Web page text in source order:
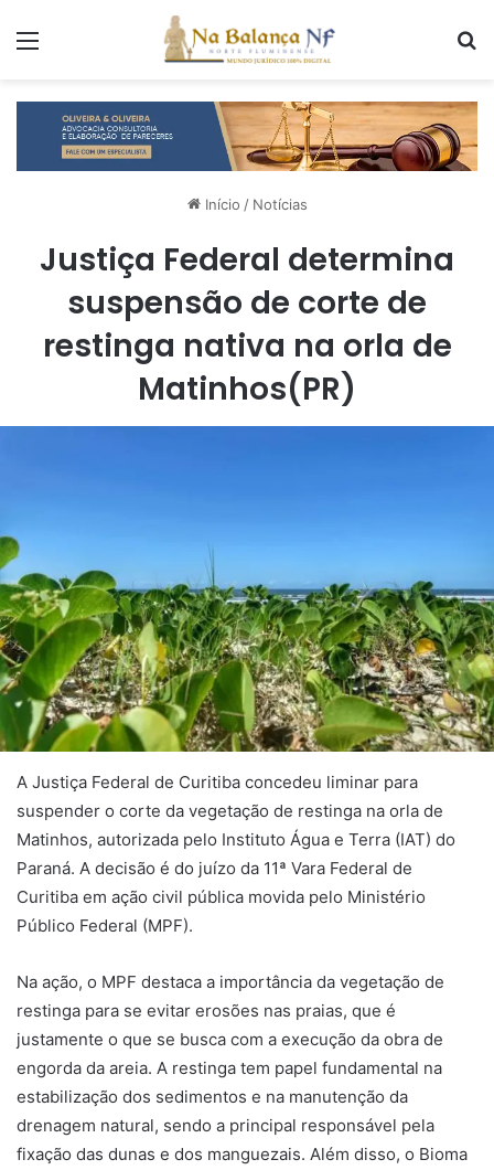
Início / Notícias
Justiça Federal determina
suspensão de corte de
restinga nativa na orla de
Matinhos(PR)
A Justiça Federal de Curitiba concedeu liminar para
suspender o corte da vegetação de restinga na orla de
Matinhos, autorizada pelo Instituto Água e Terra (IAT) do
Paraná. A decisão é do juízo da 11ª Vara Federal de
Curitiba em ação civil pública movida pelo Ministério
Público Federal (MPF).
Na ação, o MPF destaca a importância da vegetação de
restinga para se evitar erosões nas praias, que é
justamente o que se busca com a execução da obra de
engorda da areia. A restinga tem papel fundamental na
estabilização dos sedimentos e na manutenção da
drenagem natural, sendo a principal responsável pela
fixação das dunas e dos manguezais. Além disso, o Bioma